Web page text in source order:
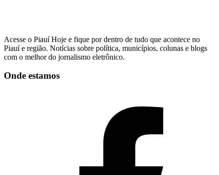
Acesse o Piauí Hoje e fique por dentro de tudo que acontece no
Piauí e região. Notícias sobre política, municípios, colunas e blogs
com o melhor do jornalismo eletrônico.
Onde estamos